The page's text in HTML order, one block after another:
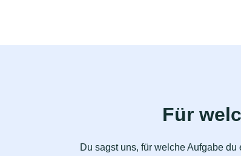
Für
Du sagst uns, für welche Aufgabe